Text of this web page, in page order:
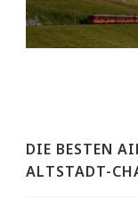
DIE BESTEN
ALTSTADT-